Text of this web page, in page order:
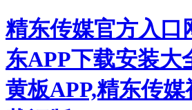
精东传媒官方入口
东APP下载安装大
黄板APP,精东传